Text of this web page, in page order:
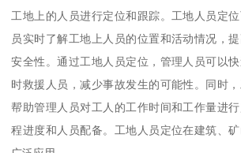
工地上的人员进行定位和跟踪。工地人员定
员实时了解工地上人员的位置和活动情况，
安全性。通过工地人员定位，管理人员可以
时救援人员，减少事故发生的可能性。同时
帮助管理人员对工人的工作时间和工作量进
程进度和人员配备。工地人员定位在建筑、